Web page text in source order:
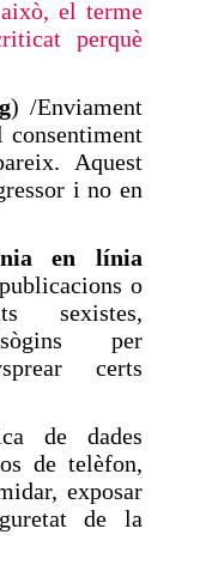
el terme
perquè
) /Enviament
consentiment
Aquest
i no en
en línia
o
sexistes,
per
certs
de dades
de telèfon,
exposar
de la